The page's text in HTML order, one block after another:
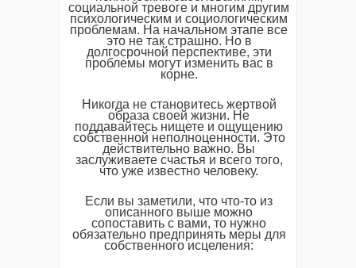
социальной тревоге и многим другим
психологическим и социологическим
проблемам. На начальном этапе все
это не так страшно. Но в
долгосрочной перспективе, эти
проблемы могут изменить вас в
корне.
Никогда не становитесь жертвой
образа своей жизни. Не
поддавайтесь нищете и ощущению
собственной неполноценности. Это
действительно важно. Вы
заслуживаете счастья и всего того,
что уже известно человеку.
Если вы заметили, что что-то из
описанного выше можно
сопоставить с вами, то нужно
обязательно предпринять меры для
собственного исцеления: